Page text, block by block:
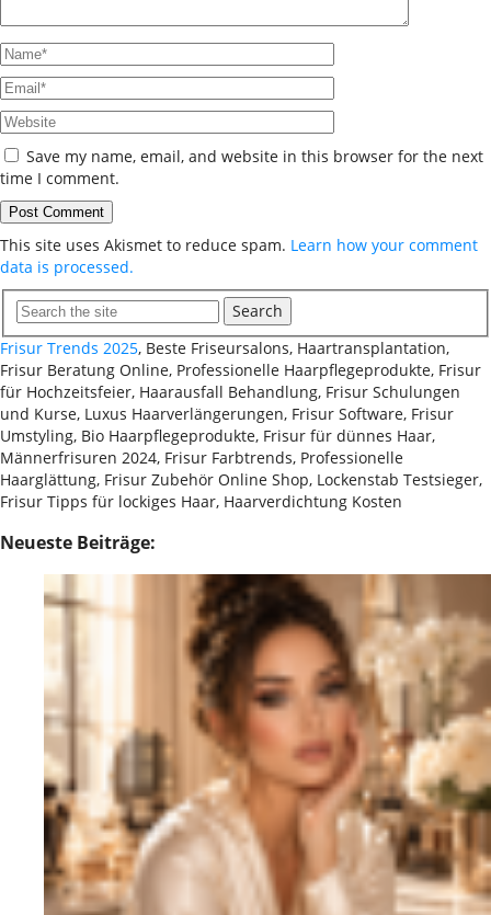
Save my name, email, and website in this browser for the next
time I comment.
This site uses Akismet to reduce spam. Learn how your comment
data is processed.
Search
Frisur Trends 2025, Beste Friseursalons, Haartransplantation,
Frisur Beratung Online, Professionelle Haarpflegeprodukte, Frisur
für Hochzeitsfeier, Haarausfall Behandlung, Frisur Schulungen
und Kurse, Luxus Haarverlängerungen, Frisur Software, Frisur
Umstyling, Bio Haarpflegeprodukte, Frisur für dünnes Haar,
Männerfrisuren 2024, Frisur Farbtrends, Professionelle
Haarglättung, Frisur Zubehör Online Shop, Lockenstab Testsieger,
Frisur Tipps für lockiges Haar, Haarverdichtung Kosten
Neueste Beiträge: